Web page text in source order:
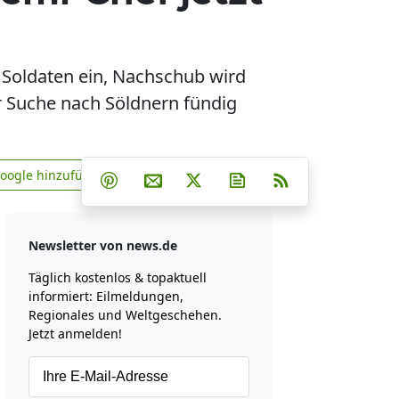
ein, Nachschub wird
nach Söldnern fündig
news.de zu Google hinzufügen
hinzufügen Teilen auf Facebook
Teilen auf Whatsapp
Teilen auf Telegram
Teilen auf Pinterest
Per E-Mail teilen
Post auf XNewsletter
Newsletter von news.de
Täglich kostenlos & topaktuell
informiert: Eilmeldungen,
Regionales und Weltgeschehen.
Jetzt anmelden!